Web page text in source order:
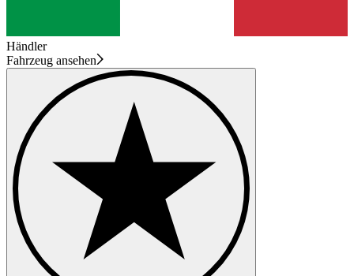
Händler
Fahrzeug ansehen